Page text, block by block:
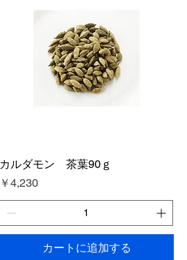
カルダモン 茶葉90ｇ
価格
￥4,230
カートに追加する